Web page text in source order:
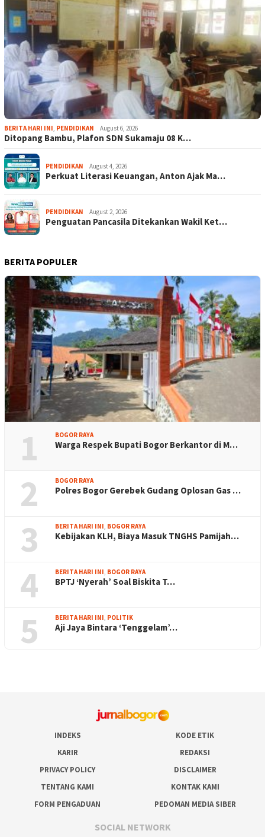
BERITA HARI INI, PENDIDIKAN August 6, 2026
Ditopang Bambu, Plafon SDN Sukamaju 08 K…
PENDIDIKAN August 4, 2026
Perkuat Literasi Keuangan, Anton Ajak Ma…
PENDIDIKAN August 2, 2026
Penguatan Pancasila Ditekankan Wakil Ket…
BERITA POPULER
1 BOGOR RAYA
Warga Respek Bupati Bogor Berkantor di M…
2 BOGOR RAYA
Polres Bogor Gerebek Gudang Oplosan Gas …
3 BERITA HARI INI BOGOR RAYA
Kebijakan KLH, Biaya Masuk TNGHS Pamijah…
4 BERITA HARI INI BOGOR RAYA
BPTJ ‘Nyerah’ Soal Biskita T…
5 BERITA HARI INI POLITIK
Aji Jaya Bintara ‘Tenggelam’…
INDEKS
KODE ETIK
KARIR
REDAKSI
PRIVACY POLICY
DISCLAIMER
TENTANG KAMI
KONTAK KAMI
FORM PENGADUAN
PEDOMAN MEDIA SIBER
SOCIAL NETWORK